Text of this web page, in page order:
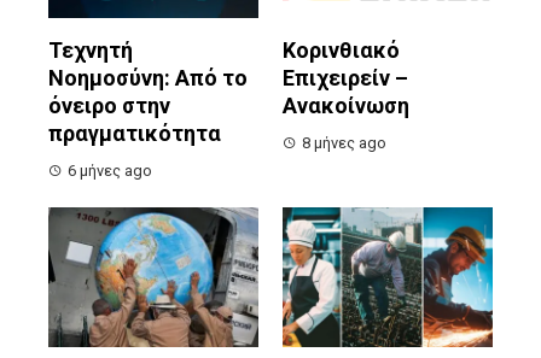
Τεχνητή
Νοημοσύνη: Από το
όνειρο στην
πραγματικότητα
6 μήνες ago
Κορινθιακό
Επιχειρείν –
Ανακοίνωση
8 μήνες ago